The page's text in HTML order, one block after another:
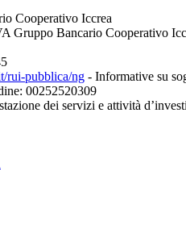
Cooperativo Iccrea
Gruppo Bancario Cooperativo
rui-pubblica/ng - Informative su
00252520309
dei servizi e attività